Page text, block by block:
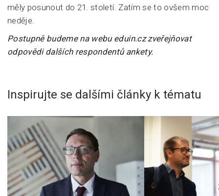
měly posunout do 21. století. Zatím se to ovšem moc
neděje.
Postupně budeme na webu eduin.cz zveřejňovat
odpovědi dalších respondentů ankety.
Inspirujte se dalšími články k tématu